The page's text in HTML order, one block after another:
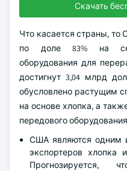
Скачать
Что касается страны,
по доле 83% на
оборудования для
достигнут 3,04 млрд
обусловлено растущим
на основе хлопка, а
передового
США являются одним
экспортеров хлопка